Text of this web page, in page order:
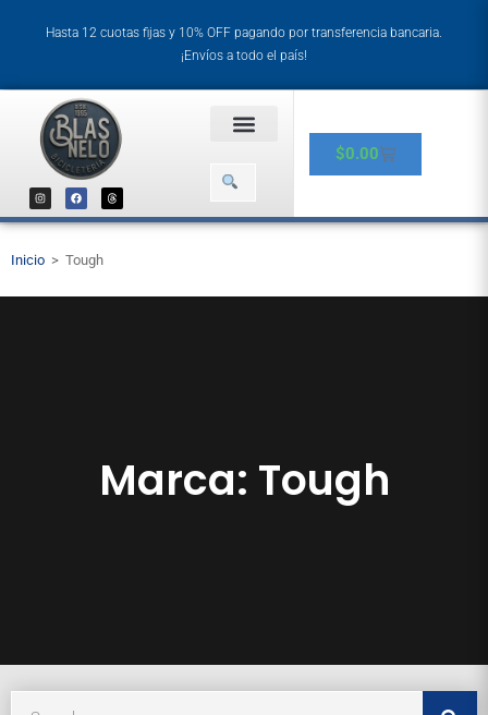
Hasta 12 cuotas fijas y 10% OFF pagando por transferencia bancaria.
¡Envíos a todo el país!
$0.00
Inicio > Tough
Marca: Tough